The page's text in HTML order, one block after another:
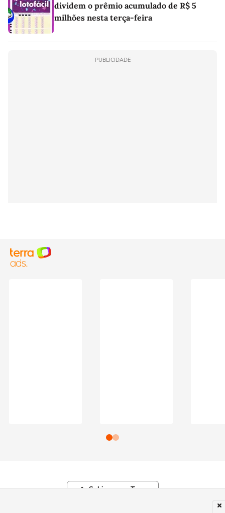
dividem o prêmio acumulado de R$ 5
milhões nesta terça-feira
PUBLICIDADE
Subir para o Topo